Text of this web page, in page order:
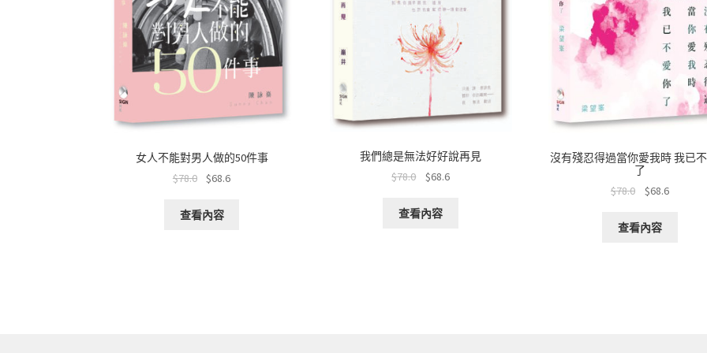
女人不能對男人做的50件事
$78.0 $68.6
查看內容
我們總是無法好好說再見
$78.0 $68.6
查看內容
沒有殘忍得過當你愛我時 我已
了
$78.0 $68.6
查看內容